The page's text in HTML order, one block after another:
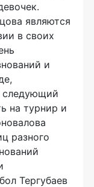
являются
в своих
и
следующий
на турнир и
разного
Тергубаев